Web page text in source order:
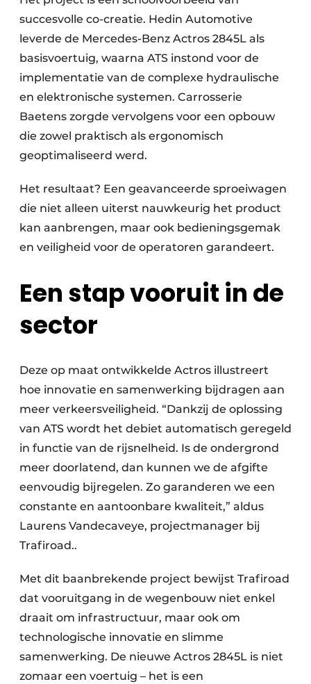
succesvolle co-creatie. Hedin Automotive
leverde de Mercedes-Benz Actros 2845L als
basisvoertuig, waarna ATS instond voor de
implementatie van de complexe hydraulische
en elektronische systemen. Carrosserie
Baetens zorgde vervolgens voor een opbouw
die zowel praktisch als ergonomisch
geoptimaliseerd werd.
Het resultaat? Een geavanceerde sproeiwagen
die niet alleen uiterst nauwkeurig het product
kan aanbrengen, maar ook bedieningsgemak
en veiligheid voor de operatoren garandeert.
Een stap vooruit in de
sector
Deze op maat ontwikkelde Actros illustreert
hoe innovatie en samenwerking bijdragen aan
meer verkeersveiligheid. “Dankzij de oplossing
van ATS wordt het debiet automatisch geregeld
in functie van de rijsnelheid. Is de ondergrond
meer doorlatend, dan kunnen we de afgifte
eenvoudig bijregelen. Zo garanderen we een
constante en aantoonbare kwaliteit,” aldus
Laurens Vandecaveye, projectmanager bij
Trafiroad..
Met dit baanbrekende project bewijst Trafiroad
dat vooruitgang in de wegenbouw niet enkel
draait om infrastructuur, maar ook om
technologische innovatie en slimme
samenwerking. De nieuwe Actros 2845L is niet
zomaar een voertuig – het is een